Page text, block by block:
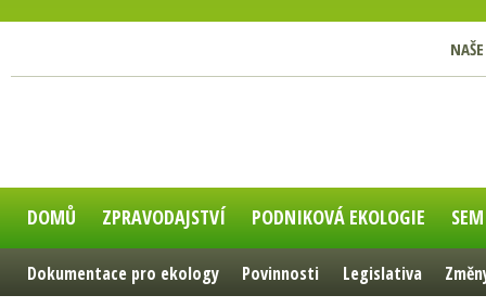
DOMŮ ZPRAVODAJSTVÍ PODNIKOVÁ EKOLOGIE
Dokumentace pro ekology Povinnosti Legislativa